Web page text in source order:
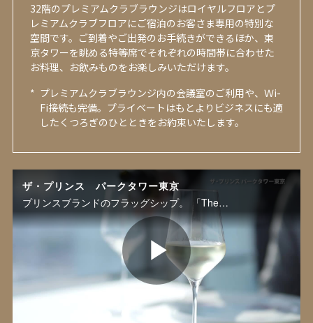
32階のプレミアムクラブラウンジはロイヤルフロアとプ
レミアムクラブフロアにご宿泊のお客さま専用の特別な
空間です。ご到着やご出発のお手続きができるほか、東
京タワーを眺める特等席でそれぞれの時間帯に合わせた
お料理、お飲みものをお楽しみいただけます。
* プレミアムクラブラウンジ内の会議室のご利用や、Ｗi-
Fi接続も完備。プライベートはもとよりビジネスにも適
したくつろぎのひとときをお約束いたします。
ザ・プリンス パークタワー東京
プリンスブランドのフラッグシップ。 「The Prince」で過ごす時間が、旅の目的となるようなホテルです。
P